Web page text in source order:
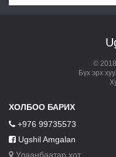
©
Бүх эрх
ХОЛБОО БАРИХ
+976 99735573
Ugshil Amgalan
Улаанбаатар хот